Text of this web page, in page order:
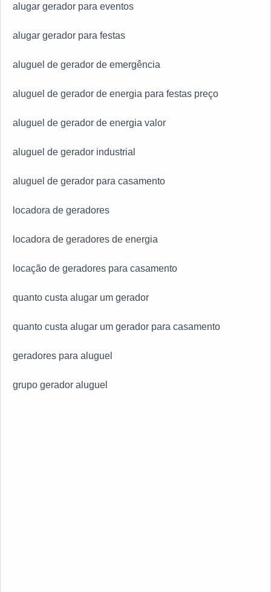
alugar gerador para eventos
alugar gerador para festas
aluguel de gerador de emergência
aluguel de gerador de energia para festas preço
aluguel de gerador de energia valor
aluguel de gerador industrial
aluguel de gerador para casamento
locadora de geradores
locadora de geradores de energia
locação de geradores para casamento
quanto custa alugar um gerador
quanto custa alugar um gerador para casamento
geradores para aluguel
grupo gerador aluguel